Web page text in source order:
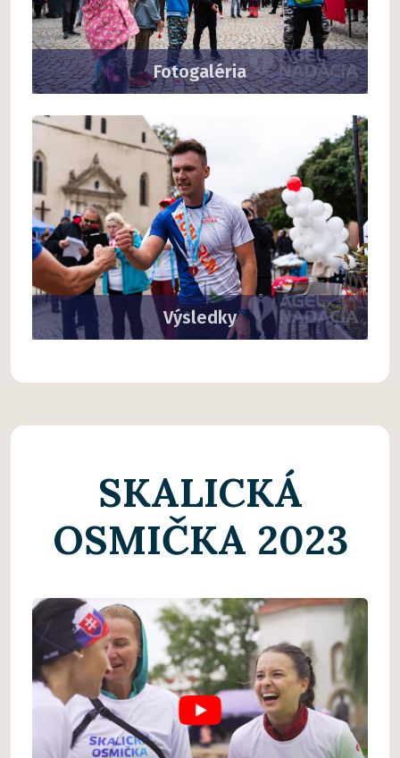
Fotogaléria
Výsledky
SKALICKÁ
OSMIČKA 2023